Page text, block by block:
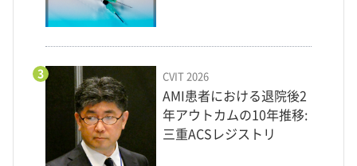
3 CVIT 2026
AMI患者における退院後2
年アウトカムの10年推移:
三重ACSレジストリ